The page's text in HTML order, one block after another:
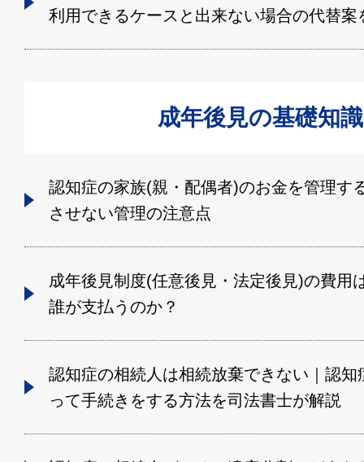
利用できるケースと出来ない場合の代替案
成年後見の基礎知識
認知症の家族(親・配偶者)のお金を管理す
させない管理の注意点
成年後見制度(任意後見・法定後見)の費用
誰が支払うのか？
認知症の相続人は相続放棄できない｜認知
って手続きをする方法を司法書士が解説